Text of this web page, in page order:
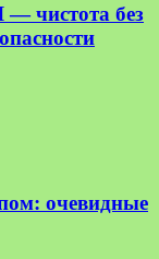
чистота без
очевидные